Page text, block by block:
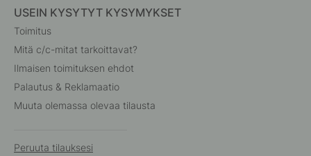
USEIN KYSYTYT KYSYMYKSET
Toimitus
Mitä c/c-mitat tarkoittavat?
Ilmaisen toimituksen ehdot
Palautus & Reklamaatio
Muuta olemassa olevaa tilausta
Peruuta tilauksesi